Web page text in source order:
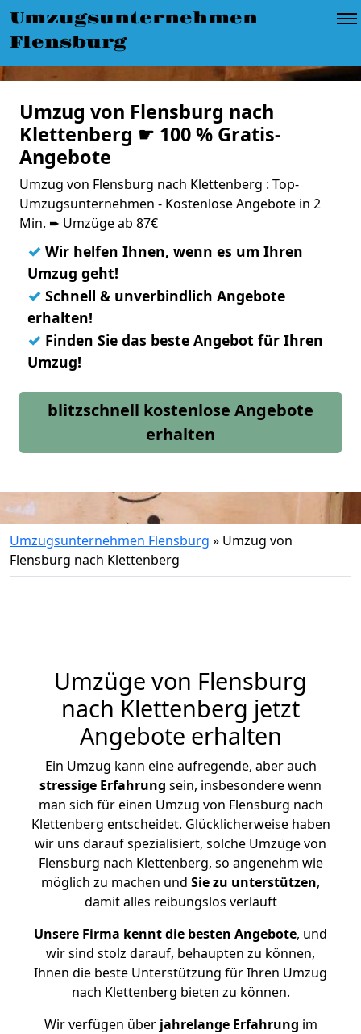
Umzugsunternehmen
Flensburg
Umzug von Flensburg nach
Klettenberg ☛ 100 % Gratis-
Angebote
Umzug von Flensburg nach Klettenberg : Top-
Umzugsunternehmen - Kostenlose Angebote in 2
Min. ➨ Umzüge ab 87€
✓ Wir helfen Ihnen, wenn es um Ihren
Umzug geht!
✓ Schnell & unverbindlich Angebote
erhalten!
✓ Finden Sie das beste Angebot für Ihren
Umzug!
blitzschnell kostenlose Angebote
erhalten
Umzugsunternehmen Flensburg » Umzug von
Flensburg nach Klettenberg
Umzüge von Flensburg
nach Klettenberg jetzt
Angebote erhalten
Ein Umzug kann eine aufregende, aber auch
stressige Erfahrung sein, insbesondere wenn
man sich für einen Umzug von Flensburg nach
Klettenberg entscheidet. Glücklicherweise haben
wir uns darauf spezialisiert, solche Umzüge von
Flensburg nach Klettenberg, so angenehm wie
möglich zu machen und Sie zu unterstützen,
damit alles reibungslos verläuft
Unsere Firma kennt die besten Angebote, und
wir sind stolz darauf, behaupten zu können,
Ihnen die beste Unterstützung für Ihren Umzug
nach Klettenberg bieten zu können.
Wir verfügen überjahrelange Erfahrung im